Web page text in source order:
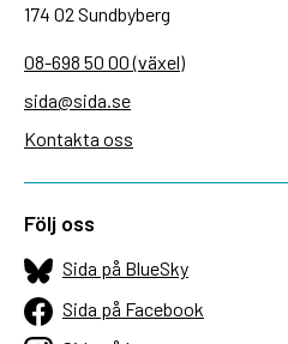
174 02 Sundbyberg
08-698 50 00 (växel)
sida@sida.se
Kontakta oss
Följ oss
Sida på BlueSky
Sida på Facebook